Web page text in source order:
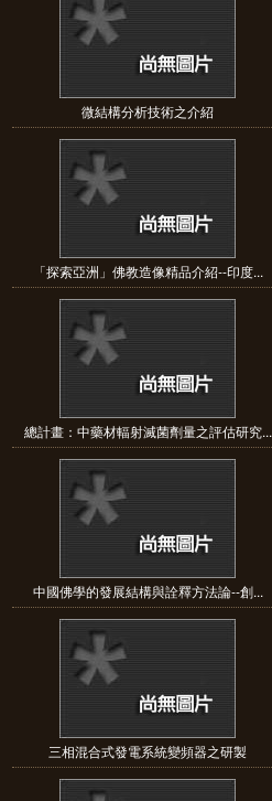
微結構分析技術之介紹
「探索亞洲」佛教造像精品介紹--印度...
總計畫：中藥材輻射滅菌劑量之評估研究...
中國佛學的發展結構與詮釋方法論--創...
三相混合式發電系統變頻器之研製